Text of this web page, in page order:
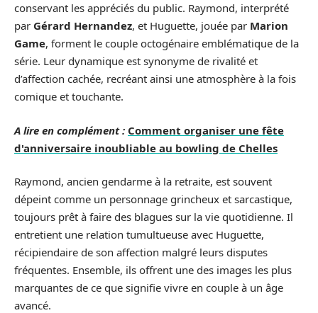
conservant les appréciés du public. Raymond, interprété
par Gérard Hernandez, et Huguette, jouée par Marion
Game, forment le couple octogénaire emblématique de la
série. Leur dynamique est synonyme de rivalité et
d’affection cachée, recréant ainsi une atmosphère à la fois
comique et touchante.
A lire en complément : Comment organiser une fête
d'anniversaire inoubliable au bowling de Chelles
Raymond, ancien gendarme à la retraite, est souvent
dépeint comme un personnage grincheux et sarcastique,
toujours prêt à faire des blagues sur la vie quotidienne. Il
entretient une relation tumultueuse avec Huguette,
récipiendaire de son affection malgré leurs disputes
fréquentes. Ensemble, ils offrent une des images les plus
marquantes de ce que signifie vivre en couple à un âge
avancé.